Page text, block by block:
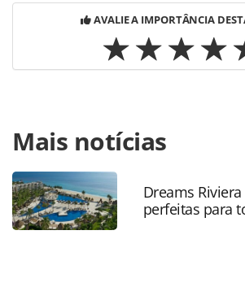
AVALIE A IMPORTÂNCIA
https://www.panrotas.com.br/
resorts-inaugura-porto-alto-resort-em-
pe_211762.html ou as ferramentas
Todo o conteúdo produzido pela
protegido pela legislação brasileira
Não reproduza o conteúdo sem
Mais notícias
Dreams
perfeitas para